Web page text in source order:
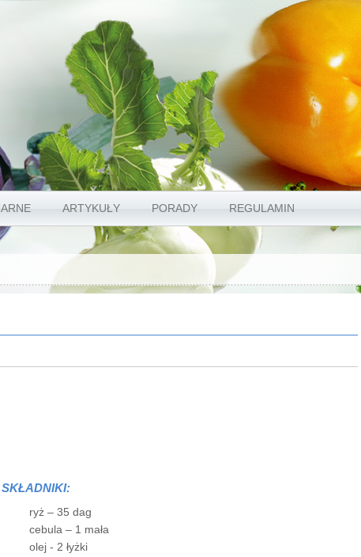
ARTYKUŁY PORADY REGULAMIN
SKŁADNIKI:
ryż – 35 dag
cebula – 1 mała
olej - 2 łyżki